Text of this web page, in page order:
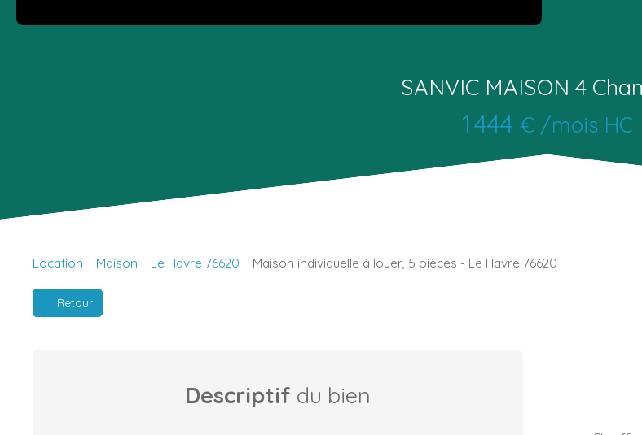
SANVIC MAISON 4
1 444 € /mois HC
Location Maison Le Havre 76620 Maison individuelle à louer, 5 pièces - Le Havre 76620
Retour
Descriptif du bien